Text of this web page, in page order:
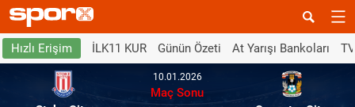
Hızlı Erişim İLK11 KUR Günün Özeti At Yarışı Bankoları
10.01.2026
Maç Sonu